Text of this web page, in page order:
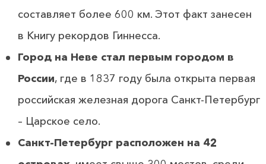
составляет более 600 км. Этот факт занесен
в Книгу рекордов Гиннесса.
Город на Неве стал первым городом в
России, где в 1837 году была открыта первая
российская железная дорога Санкт-Петербург
– Царское село.
Санкт-Петербург расположен на 42